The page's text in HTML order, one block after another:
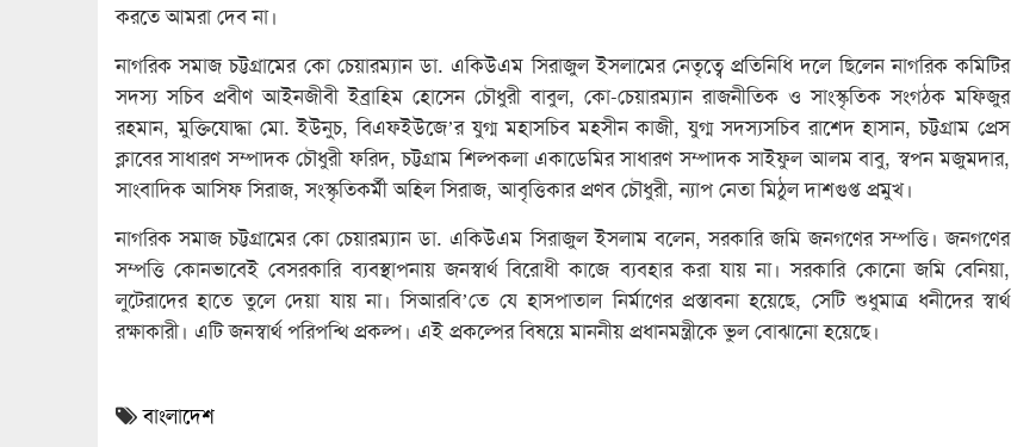
করতে আমরা দেব না।
নাগরিক সমাজ চট্টগ্রামের কো চেয়ারম্যান ডা. একিউএম সিরাজুল ইসলামের নেতৃত্বে প্রতিনিধি দলে ছিলেন নাগরিক কমিটির
সদস্য সচিব প্রবীণ আইনজীবী ইব্রাহিম হোসেন চৌধুরী বাবুল, কো-চেয়ারম্যান রাজনীতিক ও সাংস্কৃতিক সংগঠক মফিজুর
রহমান, মুক্তিযোদ্ধা মো. ইউনুচ, বিএফইউজে’র যুগ্ম মহাসচিব মহসীন কাজী, যুগ্ম সদস্যসচিব রাশেদ হাসান, চট্টগ্রাম প্রেস
ক্লাবের সাধারণ সম্পাদক চৌধুরী ফরিদ, চট্টগ্রাম শিল্পকলা একাডেমির সাধারণ সম্পাদক সাইফুল আলম বাবু, স্বপন মজুমদার,
সাংবাদিক আসিফ সিরাজ, সংস্কৃতিকর্মী অহিল সিরাজ, আবৃত্তিকার প্রণব চৌধুরী, ন্যাপ নেতা মিঠুল দাশগুপ্ত প্রমুখ।
নাগরিক সমাজ চট্টগ্রামের কো চেয়ারম্যান ডা. একিউএম সিরাজুল ইসলাম বলেন, সরকারি জমি জনগণের সম্পত্তি। জনগণের
সম্পত্তি কোনভাবেই বেসরকারি ব্যবস্থাপনায় জনস্বার্থ বিরোধী কাজে ব্যবহার করা যায় না। সরকারি কোনো জমি বেনিয়া,
লুটেরাদের হাতে তুলে দেয়া যায় না। সিআরবি’তে যে হাসপাতাল নির্মাণের প্রস্তাবনা হয়েছে, সেটি শুধুমাত্র ধনীদের স্বার্থ
রক্ষাকারী। এটি জনস্বার্থ পরিপন্থি প্রকল্প। এই প্রকল্পের বিষয়ে মাননীয় প্রধানমন্ত্রীকে ভুল বোঝানো হয়েছে।
বাংলাদেশ